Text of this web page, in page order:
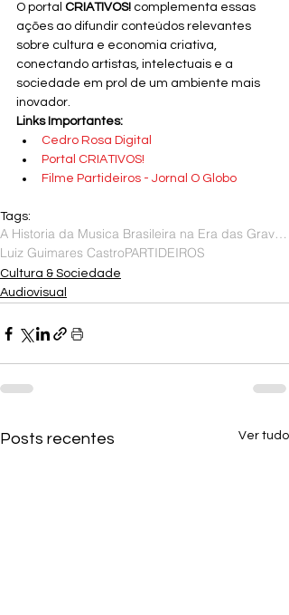
O portal CRIATIVOS! complementa essas
ações ao difundir conteúdos relevantes
sobre cultura e economia criativa,
conectando artistas, intelectuais e a
sociedade em prol de um ambiente mais
inovador.
Links Importantes:
Cedro Rosa Digital
Portal CRIATIVOS!
Filme Partideiros - Jornal O Globo
Tags:
A Historia da Musica Brasileira na Era das Gravações
Luiz Guimares CastroPARTIDEIROS
Cultura & Sociedade
Audiovisual
Posts recentes Ver tudo